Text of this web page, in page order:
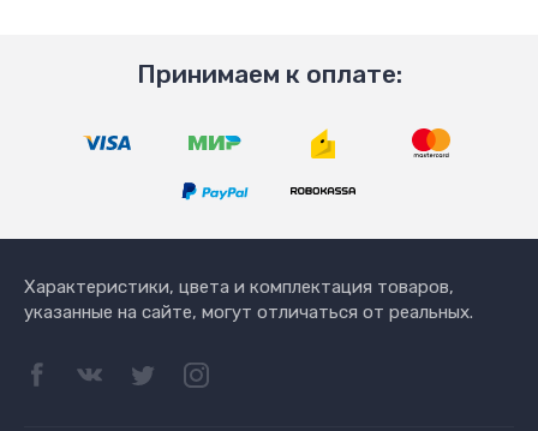
Принимаем к оплате:
Характеристики, цвета и комплектация товаров,
указанные на сайте, могут отличаться от реальных.